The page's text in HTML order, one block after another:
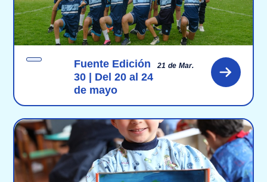
Fuente Edición
30 | Del 20 al 24
de mayo
21 de Mar.